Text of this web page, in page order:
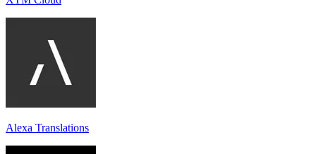
Alexa Translations